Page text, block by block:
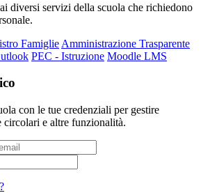
diversi servizi della scuola che richiedono
Famiglie Amministrazione Trasparente
PEC - Istruzione Moodle LMS
con le tue credenziali per gestire
circolari e altre funzionalità.